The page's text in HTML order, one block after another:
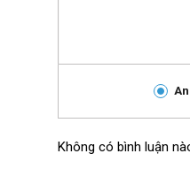
Chậu có thể
gian độc đáo
Không có bình luận